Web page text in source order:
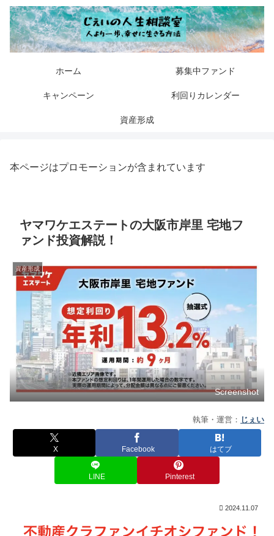
ホーム 募集中ファンド
キャンペーン 利回りカレンダー
資産形成
本ページはプロモーションが含まれています
ヤマワケエステートの大阪市岸里 宅地フ
ァンド投資解説！
資産形成
Screenshot
執筆・運営： じぇい
X Facebook はてブ
LINE Pinterest
2024.11.07